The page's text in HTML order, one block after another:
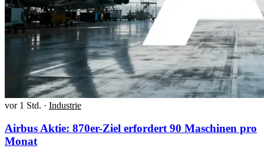
vor 1 Std. · Industrie
Airbus Aktie: 870er-Ziel erfordert 90 Maschinen pro
Monat